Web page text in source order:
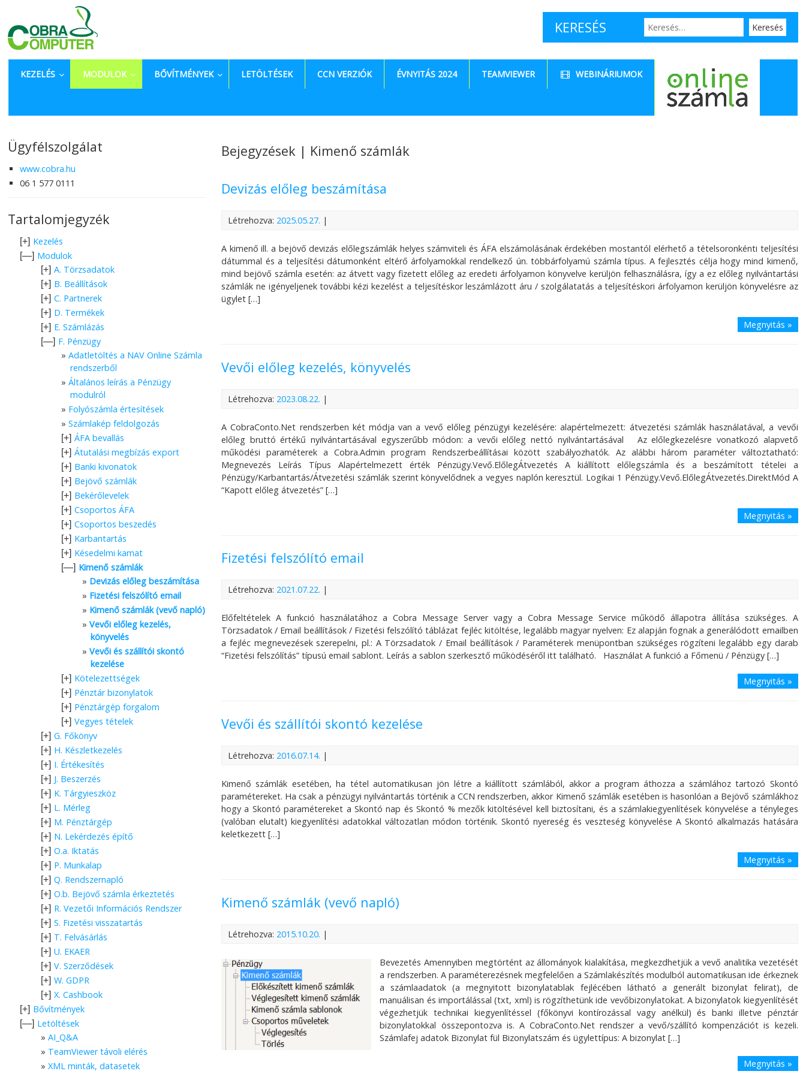
KERESÉS
KEZELÉS MODULOK BŐVÍTMÉNYEK LETÖLTÉSEK CCN VERZIÓK ÉVNYITÁS 2024 TEAMVIEWER WEBINÁRIUMOK
Bejegyzések | Kimenő számlák
Devizás előleg beszámítása
Létrehozva: 2025.05.27. |
A kimenő ill. a bejövő devizás előlegszámlák helyes számviteli és ÁFA elszámolásának érdekében mostantól elérhető a tételsoronkénti teljesítési
dátummal és a teljesítési dátumonként eltérő árfolyamokkal rendelkező ún. többárfolyamú számla típus. A fejlesztés célja hogy mind kimenő,
mind bejövő számla esetén: az átvett vagy fizetett előleg az eredeti árfolyamon könyvelve kerüljön felhasználásra, így a ez előleg nyilvántartási
számlák ne igényeljenek további kézi kezelést a teljesítéskor leszámlázott áru / szolgálatatás a teljesítéskori árfolyamon kerüljön könyvelésre az
ügylet […]
Megnyitás »
Vevői előleg kezelés, könyvelés
Létrehozva: 2023.08.22. |
A CobraConto.Net rendszerben két módja van a vevő előleg pénzügyi kezelésére: alapértelmezett: átvezetési számlák használatával, a vevői
előleg bruttó értékű nyilvántartásával egyszerűbb módon: a vevői előleg nettó nyilvántartásával Az előlegkezelésre vonatkozó alapvető
működési paraméterek a Cobra.Admin program Rendszerbeállításai között szabályozhatók. Az alábbi három paraméter változtatható:
Megnevezés Leírás Típus Alapértelmezett érték Pénzügy.Vevő.ElőlegÁtvezetés A kiállított előlegszámla és a beszámított tételei a
Pénzügy/Karbantartás/Átvezetési számlák szerint könyvelődnek a vegyes naplón keresztül. Logikai 1 Pénzügy.Vevő.ElőlegÁtvezetés.DirektMód A
“Kapott előleg átvezetés” […]
Megnyitás »
Fizetési felszólító email
Létrehozva: 2021.07.22. |
Előfeltételek A funkció használatához a Cobra Message Server vagy a Cobra Message Service működő állapotra állítása szükséges. A
Törzsadatok / Email beállítások / Fizetési felszólító táblázat fejléc kitöltése, legalább magyar nyelven: Ez alapján fognak a generálódott emailben
a fejléc megnevezések szerepelni, pl.: A Törzsadatok / Email beállítások / Paraméterek menüpontban szükséges rögzíteni legalább egy darab
“Fizetési felszólítás” típusú email sablont. Leírás a sablon szerkesztő működéséről itt található. Használat A funkció a Főmenü / Pénzügy […]
Megnyitás »
Vevői és szállítói skontó kezelése
Létrehozva: 2016.07.14. |
Kimenő számlák esetében, ha tétel automatikusan jön létre a kiállított számlából, akkor a program áthozza a számlához tartozó Skontó
paramétereket. Ha csak a pénzügyi nyilvántartás történik a CCN rendszerben, akkor Kimenő számlák esetében is hasonlóan a Bejövő számlákhoz
hogy a Skontó paramétereket a Skontó nap és Skontó % mezők kitöltésével kell biztosítani, és a számlakiegyenlítések könyvelése a tényleges
(valóban elutalt) kiegyenlítési adatokkal változatlan módon történik. Skontó nyereség és veszteség könyvelése A Skontó alkalmazás hatására
keletkezett […]
Megnyitás »
Kimenő számlák (vevő napló)
Létrehozva: 2015.10.20. |
Bevezetés Amennyiben megtörtént az állományok kialakítása, megkezdhetjük a vevő analitika vezetését
a rendszerben. A paraméterezésnek megfelelően a Számlakészítés modulból automatikusan ide érkeznek
a számlaadatok (a megnyitott bizonylatablak fejlécében látható a generált bizonylat felirat), de
manuálisan és importálással (txt, xml) is rögzíthetünk ide vevőbizonylatokat. A bizonylatok kiegyenlítését
végezhetjük technikai kiegyenlítéssel (főkönyvi kontírozással vagy anélkül) és banki illetve pénztár
bizonylatokkal összepontozva is. A CobraConto.Net rendszer a vevő/szállító kompenzációt is kezeli.
Számlafej adatok Bizonylat fül Bizonylatszám és ügylettípus: A bizonylat […]
Megnyitás »
Ügyfélszolgálat
www.cobra.hu
06 1 577 0111
Tartalomjegyzék
[+] Kezelés
[—] Modulok
[+] A. Törzsadatok
[+] B. Beállítások
[+] C. Partnerek
[+] D. Termékek
[+] E. Számlázás
[—] F. Pénzügy
Adatletöltés a NAV Online Számla
rendszerből
Általános leírás a Pénzügy
modulról
Folyószámla értesítések
Számlakép feldolgozás
[+] ÁFA bevallás
[+] Átutalási megbízás export
[+] Banki kivonatok
[+] Bejövő számlák
[+] Bekérőlevelek
[+] Csoportos ÁFA
[+] Csoportos beszedés
[+] Karbantartás
[+] Késedelmi kamat
[—] Kimenő számlák
Devizás előleg beszámítása
Fizetési felszólító email
Kimenő számlák (vevő napló)
Vevői előleg kezelés,
könyvelés
Vevői és szállítói skontó
kezelése
[+] Kötelezettségek
[+] Pénztár bizonylatok
[+] Pénztárgép forgalom
[+] Vegyes tételek
[+] G. Főkönyv
[+] H. Készletkezelés
[+] I. Értékesítés
[+] J. Beszerzés
[+] K. Tárgyieszköz
[+] L. Mérleg
[+] M. Pénztárgép
[+] N. Lekérdezés építő
[+] O.a. Iktatás
[+] P. Munkalap
[+] Q. Rendszernapló
[+] O.b. Bejövő számla érkeztetés
[+] R. Vezetői Információs Rendszer
[+] S. Fizetési visszatartás
[+] T. Felvásárlás
[+] U. EKAER
[+] V. Szerződések
[+] W. GDPR
[+] X. Cashbook
[+] Bővítmények
[—] Letöltések
AI_Q&A
TeamViewer távoli elérés
XML minták, datasetek